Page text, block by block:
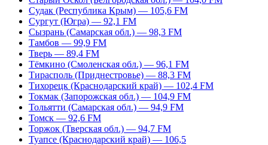
Судак (Республика Крым) — 105,6 FM
Сургут (Югра) — 92,1 FM
Сызрань (Самарская обл.) — 98,3 FM
Тамбов — 99,9 FM
Тверь — 89,4 FM
Тёмкино (Смоленская обл.) — 96,1 FM
Тирасполь (Приднестровье) — 88,3 FM
Тихорецк (Краснодарский край) — 102,4 FM
Токмак (Запорожская обл.) — 104,9 FM
Тольятти (Самарская обл.) — 94,9 FM
Томск — 92,6 FM
Торжок (Тверская обл.) — 94,7 FM
Туапсе (Краснодарский край) — 106,5